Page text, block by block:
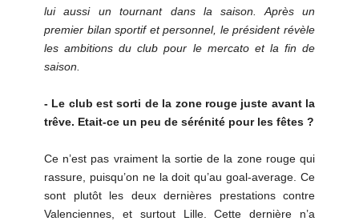
lui aussi un tournant dans la saison. Après un
premier bilan sportif et personnel, le président révèle
les ambitions du club pour le mercato et la fin de
saison.
- Le club est sorti de la zone rouge juste avant la
trêve. Etait-ce un peu de sérénité pour les fêtes ?
Ce n’est pas vraiment la sortie de la zone rouge qui
rassure, puisqu’on ne la doit qu’au goal-average. Ce
sont plutôt les deux dernières prestations contre
Valenciennes, et surtout Lille. Cette dernière n’a